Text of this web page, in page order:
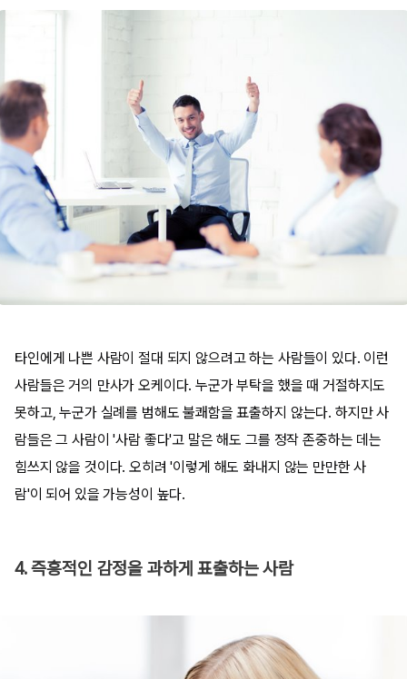
타인에게 나쁜 사람이 절대 되지 않으려고 하는 사람들이 있다. 이런
사람들은 거의 만사가 오케이다. 누군가 부탁을 했을 때 거절하지도
못하고, 누군가 실례를 범해도 불쾌함을 표출하지 않는다. 하지만 사
람들은 그 사람이 '사람 좋다'고 말은 해도 그를 정작 존중하는 데는
힘쓰지 않을 것이다. 오히려 '이렇게 해도 화내지 않는 만만한 사
람'이 되어 있을 가능성이 높다.
4. 즉흥적인 감정을 과하게 표출하는 사람